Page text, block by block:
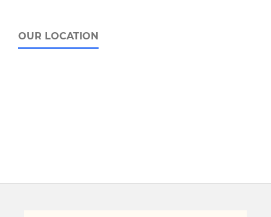
OUR LOCATION